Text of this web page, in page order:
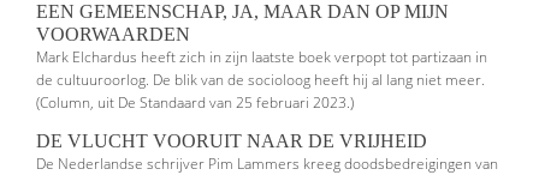
EEN GEMEENSCHAP, JA, MAAR DAN OP MIJN
VOORWAARDEN
Mark Elchardus heeft zich in zijn laatste boek verpopt tot partizaan in
de cultuuroorlog. De blik van de socioloog heeft hij al lang niet meer.
(Column, uit De Standaard van 25 februari 2023.)
DE VLUCHT VOORUIT NAAR DE VRIJHEID
De Nederlandse schrijver Pim Lammers kreeg doodsbedreigingen van